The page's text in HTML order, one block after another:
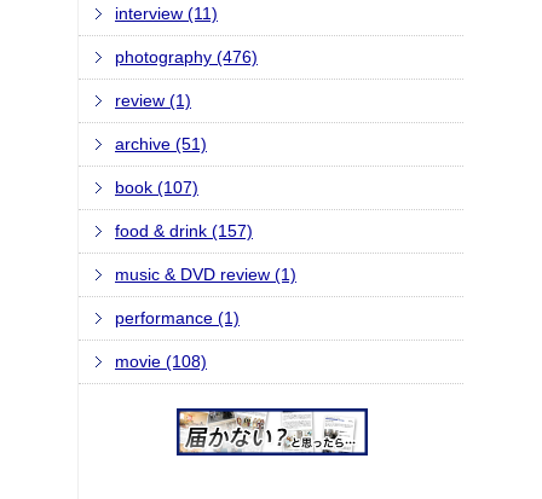
interview (11)
photography (476)
review (1)
archive (51)
book (107)
food & drink (157)
music & DVD review (1)
performance (1)
movie (108)